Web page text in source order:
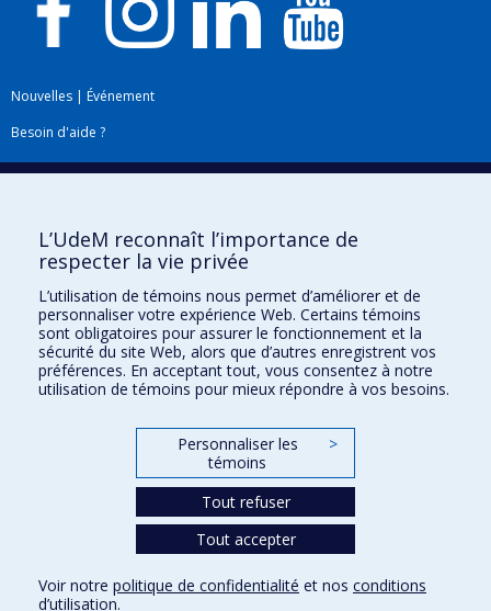
Nouvelles | Événement
Besoin d'aide ?
Plan du site|Accessibilité
Téléchargez les logos de l'ESPUM
Paramètres des témoins
L’UdeM reconnaît l’importance de
respecter la vie privée
L’utilisation de témoins nous permet d’améliorer et de
personnaliser votre expérience Web. Certains témoins
sont obligatoires pour assurer le fonctionnement et la
sécurité du site Web, alors que d’autres enregistrent vos
préférences. En acceptant tout, vous consentez à notre
utilisation de témoins pour mieux répondre à vos besoins.
Personnaliser les
témoins
>
Tout refuser
Tout accepter
Voir notre politique de confidentialité et nos conditions
d’utilisation.